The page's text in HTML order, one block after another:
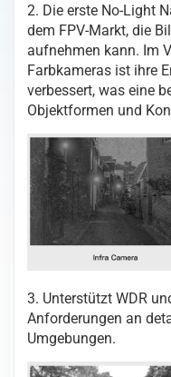
2. Die erste No-Light
dem FPV-Markt, die
aufnehmen kann. Im
Farbkameras ist ihre
verbessert, was eine
Objektformen und
3. Unterstützt WDR
Anforderungen an
Umgebungen.